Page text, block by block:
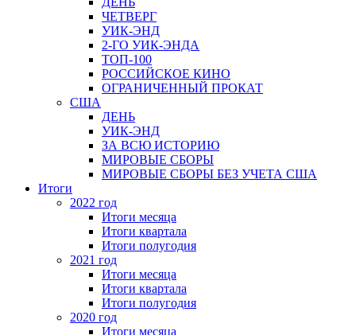
ЧЕТВЕРГ
УИК-ЭНД
2-ГО УИК-ЭНДА
ТОП-100
РОССИЙСКОЕ КИНО
ОГРАНИЧЕННЫЙ ПРОКАТ
США
ДЕНЬ
УИК-ЭНД
ЗА ВСЮ ИСТОРИЮ
МИРОВЫЕ СБОРЫ
МИРОВЫЕ СБОРЫ БЕЗ УЧЕТА США
Итоги
2022 год
Итоги месяца
Итоги квартала
Итоги полугодия
2021 год
Итоги месяца
Итоги квартала
Итоги полугодия
2020 год
Итоги месяца